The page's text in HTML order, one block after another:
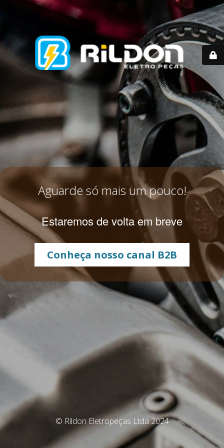
Aguarde só mais um pouco!
Estaremos de volta em breve
Conheça nosso canal B2B
© Rildon Eletropeças Ltda 2024